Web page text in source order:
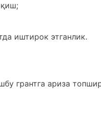
иштирок этганлик.
грантга ариза